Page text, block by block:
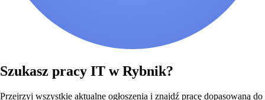
Szukasz pracy IT w Rybnik?
Przejrzyj wszystkie aktualne ogłoszenia i znajdź pracę dopasowaną do